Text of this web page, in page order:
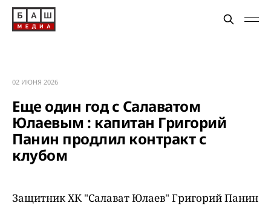
02 ИЮНЯ 2026
Еще один год с Салаватом
Юлаевым : капитан Григорий
Панин продлил контракт с
клубом
Защитник ХК "Салават Юлаев" Григорий Панин